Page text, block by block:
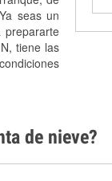
seas un
prepararte
tiene las
de nieve?